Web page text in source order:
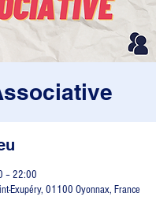
– 22:00
Exupéry, 01100 Oyonnax, France